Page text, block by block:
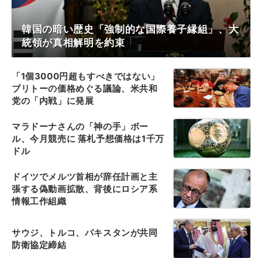
韓国の暗い歴史「強制的な国際養子縁組」、大
統領が真相解明を約束
「1個3000円超もすべきではない」
ブリトーの価格めぐる議論、米共和
党の「内戦」に発展
マラドーナさんの「神の手」ボー
ル、今月競売に 落札予想価格は1千万
ドル
ドイツでメルツ首相が辞任計画と主
張する偽動画拡散、背後にロシア系
情報工作組織
サウジ、トルコ、パキスタンが共同
防衛協定締結